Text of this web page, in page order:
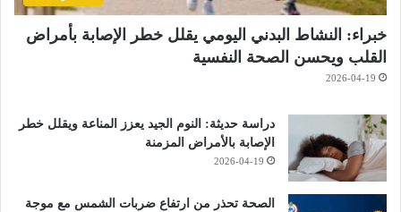
خبراء: النشاط البدني اليومي يقلل خطر الإصابة بأمراض
القلب ويحسن الصحة النفسية
2026-04-19
دراسة حديثة: النوم الجيد يعزز المناعة ويقلل خطر
الإصابة بالأمراض المزمنة
2026-04-19
الصحة تحذر من ارتفاع ضربات الشمس مع موجة